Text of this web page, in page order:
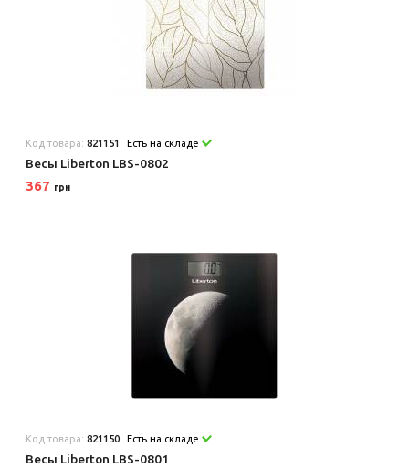
Код товара:821151 Есть на складе
Весы Liberton LBS-0802
367 грн
Код товара:821150 Есть на складе
Весы Liberton LBS-0801